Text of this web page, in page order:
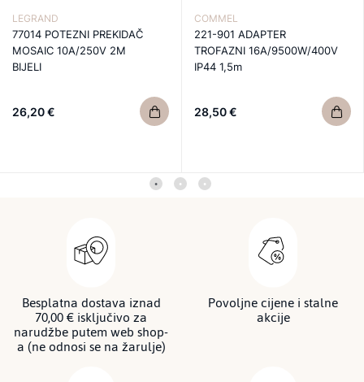
LEGRAND
77014 POTEZNI PREKIDAČ
MOSAIC 10A/250V 2M
BIJELI
26,20 €
COMMEL
221-901 ADAPTER
TROFAZNI 16A/9500W/400V
IP44 1,5m
28,50 €
Besplatna dostava iznad
70,00 € isključivo za
narudžbe putem web shop-
a (ne odnosi se na žarulje)
Povoljne cijene i stalne
akcije